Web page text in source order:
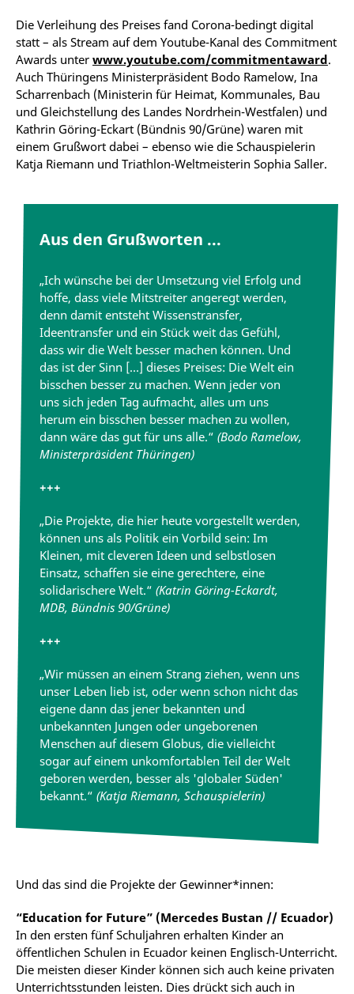
Die Verleihung des Preises fand Corona-bedingt digital
statt – als Stream auf dem Youtube-Kanal des Commitment
Awards unter www.youtube.com/commitmentaward.
Auch Thüringens Ministerpräsident Bodo Ramelow, Ina
Scharrenbach (Ministerin für Heimat, Kommunales, Bau
und Gleichstellung des Landes Nordrhein-Westfalen) und
Kathrin Göring-Eckart (Bündnis 90/Grüne) waren mit
einem Grußwort dabei – ebenso wie die Schauspielerin
Katja Riemann und Triathlon-Weltmeisterin Sophia Saller.
Aus den Grußworten ...
„Ich wünsche bei der Umsetzung viel Erfolg und
hoffe, dass viele Mitstreiter angeregt werden,
denn damit entsteht Wissenstransfer,
Ideentransfer und ein Stück weit das Gefühl,
dass wir die Welt besser machen können. Und
das ist der Sinn […] dieses Preises: Die Welt ein
bisschen besser zu machen. Wenn jeder von
uns sich jeden Tag aufmacht, alles um uns
herum ein bisschen besser machen zu wollen,
dann wäre das gut für uns alle.“ (Bodo Ramelow,
Ministerpräsident Thüringen)
+++
„Die Projekte, die hier heute vorgestellt werden,
können uns als Politik ein Vorbild sein: Im
Kleinen, mit cleveren Ideen und selbstlosen
Einsatz, schaffen sie eine gerechtere, eine
solidarischere Welt.“ (Katrin Göring-Eckardt,
MDB, Bündnis 90/Grüne)
+++
„Wir müssen an einem Strang ziehen, wenn uns
unser Leben lieb ist, oder wenn schon nicht das
eigene dann das jener bekannten und
unbekannten Jungen oder ungeborenen
Menschen auf diesem Globus, die vielleicht
sogar auf einem unkomfortablen Teil der Welt
geboren werden, besser als 'globaler Süden'
bekannt.“ (Katja Riemann, Schauspielerin)
Und das sind die Projekte der Gewinner*innen:
“Education for Future” (Mercedes Bustan // Ecuador)
In den ersten fünf Schuljahren erhalten Kinder an
öffentlichen Schulen in Ecuador keinen Englisch-Unterricht.
Die meisten dieser Kinder können sich auch keine privaten
Unterrichtsstunden leisten. Dies drückt sich auch in